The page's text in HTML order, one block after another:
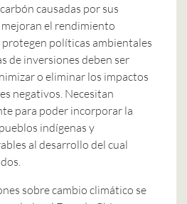
causadas por sus
el rendimiento
protegen políticas ambientales
de inversiones deben ser
o eliminar los impactos
negativos. Necesitan
para poder incorporar la
indígenas y
al desarrollo del cual
sobre cambio climático se